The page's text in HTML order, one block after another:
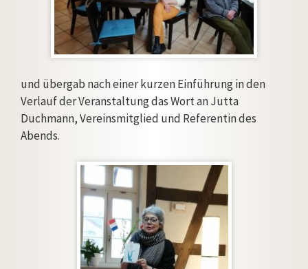
und übergab nach einer kurzen Einführung in den
Verlauf der Veranstaltung das Wort an Jutta
Duchmann, Vereinsmitglied und Referentin des
Abends.